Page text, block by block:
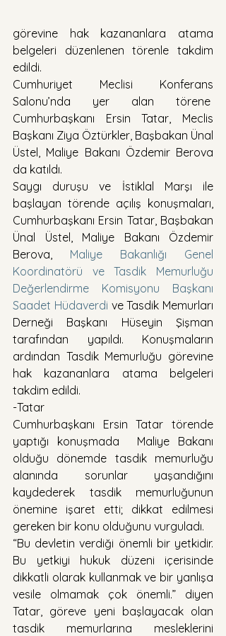
görevine hak kazananlara atama
belgeleri düzenlenen törenle takdim
edildi.
Cumhuriyet Meclisi Konferans
Salonu’nda yer alan törene
Cumhurbaşkanı Ersin Tatar, Meclis
Başkanı Ziya Öztürkler, Başbakan Ünal
Üstel, Maliye Bakanı Özdemir Berova
da katıldı.
Saygı duruşu ve İstiklal Marşı ile
başlayan törende açılış konuşmaları,
Cumhurbaşkanı Ersin Tatar, Başbakan
Ünal Üstel, Maliye Bakanı Özdemir
Berova, Maliye Bakanlığı Genel
Koordinatörü ve Tasdik Memurluğu
Değerlendirme Komisyonu Başkanı
Saadet Hüdaverdi ve Tasdik Memurları
Derneği Başkanı Hüseyin Şişman
tarafından yapıldı. Konuşmaların
ardından Tasdik Memurluğu görevine
hak kazananlara atama belgeleri
takdim edildi.
-Tatar
Cumhurbaşkanı Ersin Tatar törende
yaptığı konuşmada  Maliye Bakanı
olduğu dönemde tasdik memurluğu
alanında sorunlar yaşandığını
kaydederek tasdik memurluğunun
önemine işaret etti; dikkat edilmesi
gereken bir konu olduğunu vurguladı.
“Bu devletin verdiği önemli bir yetkidir.
Bu yetkiyi hukuk düzeni içerisinde
dikkatli olarak kullanmak ve bir yanlışa
vesile olmamak çok önemli.” diyen
Tatar, göreve yeni başlayacak olan
tasdik memurlarına mesleklerini